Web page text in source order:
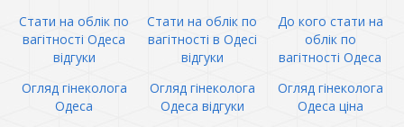
Стати на облік по
вагітності Одеса
відгуки
Стати на облік по
вагітності в Одесі
відгуки
До кого стати на
облік по
вагітності Одеса
Огляд гінеколога
Одеса
Огляд гінеколога
Одеса відгуки
Огляд гінеколога
Одеса ціна